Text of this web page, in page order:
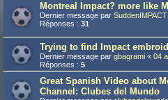
Montreal Impact? more like
Dernier message par SuddenIMPACT
Réponses : 31
Trying to find Impact
Dernier message par gbagrami « 04
Réponses : 5
Great Spanish Video about
Channel: Clubes del Mundo